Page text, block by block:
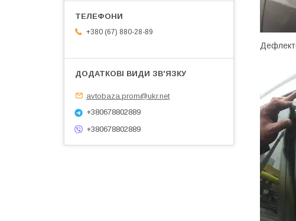
+380 (67) 880-28-89
avtobaza.prom@ukr.net
+380678802889
+380678802889